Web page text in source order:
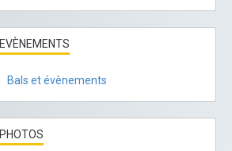
EVÈNEMENTS
Bals et évènements
PHOTOS